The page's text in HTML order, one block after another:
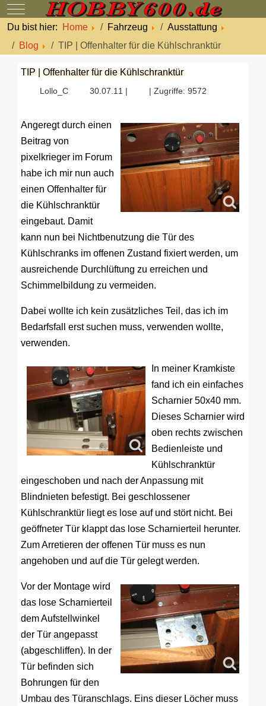
Mobile Menu Toggle
Du bist hier:
Home Fahrzeug
Ausstattung
Blog
TIP | Offenhalter für die Kühlschranktür
TIP | Offenhalter für die Kühlschranktür
Lollo_C 30.07.11 | | Zugriffe: 9572
Angeregt durch einen
Beitrag von
pixelkrieger im Forum
habe ich mir nun auch
einen Offenhalter für
die Kühlschranktür
eingebaut. Damit
kann nun bei Nichtbenutzung die Tür des
Kühlschranks im offenen Zustand fixiert werden, um
ausreichende Durchlüftung zu erreichen und
Schimmelbildung zu vermeiden.
Dabei wollte ich kein zusätzliches Teil, das ich im
Bedarfsfall erst suchen muss, verwenden wollte,
verwenden.
In meiner Kramkiste
fand ich ein einfaches
Scharnier 50x40 mm.
Dieses Scharnier wird
oben rechts zwischen
Bedienleiste und
Kühlschranktür
eingeschoben und nach der Anpassung mit
Blindnieten befestigt. Bei geschlossener
Kühlschranktür liegt es lose auf und stört nicht. Bei
geöffneter Tür klappt das lose Scharnierteil herunter.
Zum Arretieren der offenen Tür muss es nun
angehoben und auf die Tür gelegt werden.
Vor der Montage wird
das lose Scharnierteil
dem Aufstellwinkel
der Tür angepasst
(abgeschliffen). In der
Tür befinden sich
Bohrungen für den
Umbau des Türanschlags. Eins dieser Löcher muss